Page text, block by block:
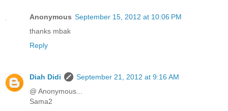
Anonymous September 15, 2012 at 10:06 PM
thanks mbak
Reply
Diah Didi
September 21, 2012 at 9:16 AM
@ Anonymous...
Sama2